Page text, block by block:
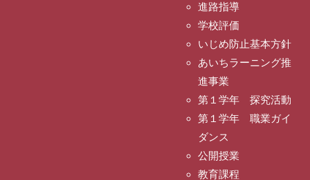
進路指導
学校評価
いじめ防止基本方針
あいちラーニング推
進事業
第１学年 探究活動
第１学年 職業ガイ
ダンス
公開授業
教育課程